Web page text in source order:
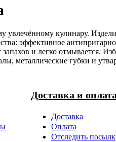
кулинару.
эффективное
и легко отмывается.
металлические губки и
Доставка и
Доставка
Оплата
Отследить